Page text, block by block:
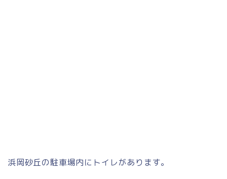
浜岡砂丘の駐車場内にトイレがあります。